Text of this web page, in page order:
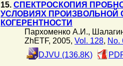
15. СПЕКТРОСКОПИЯ
УСЛОВИЯХ ПРОИЗВОЛЬНОЙ
КОГЕРЕНТНОСТИ
Пархоменко А.И.,
ZhETF, 2005, Vol. 128, No.
DJVU (136.8K)